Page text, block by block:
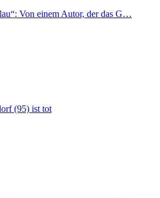
Von einem Autor, der das G…
(95) ist tot